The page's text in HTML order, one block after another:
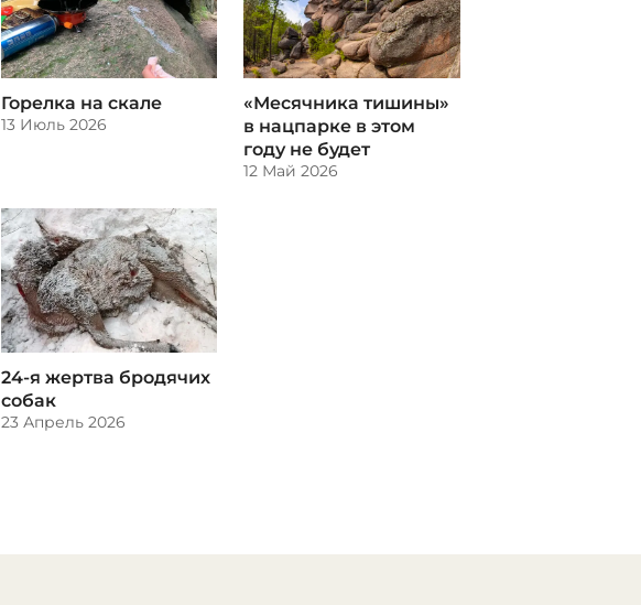
Горелка на скале
13 Июль 2026
«Месячника тишины»
в нацпарке в этом
году не будет
12 Май 2026
​24-я жертва бродячих
собак
23 Апрель 2026